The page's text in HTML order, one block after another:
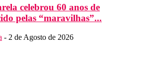
celebrou 60 anos de
pelas “maravilhas”...
- 2 de Agosto de 2026